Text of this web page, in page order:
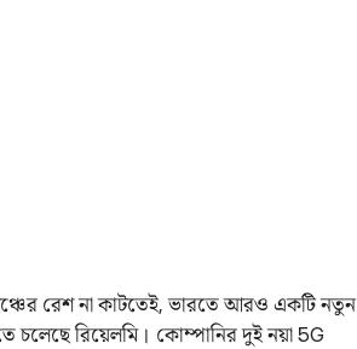
রেশ না কাটতেই, ভারতে আরও একটি নতুন
চলেছে রিয়েলমি। কোম্পানির দুই নয়া 5G